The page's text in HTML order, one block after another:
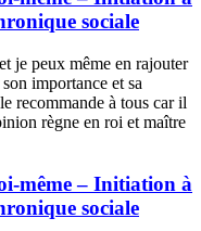
sociale
je peux même en rajouter
importance et sa
recommande à tous car il
règne en roi et maître
même – Initiation à
sociale